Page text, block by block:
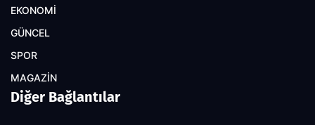
EKONOMİ
GÜNCEL
SPOR
MAGAZİN
Diğer Bağlantılar